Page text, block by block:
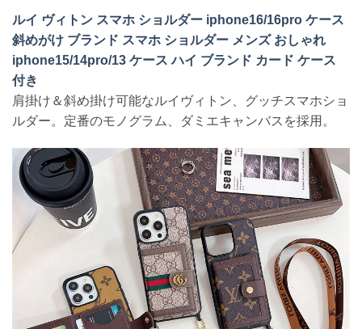
ルイ ヴィトン スマホ ショルダー iphone16/16pro ケース
斜めがけ ブランド スマホ ショルダー メンズ おしゃれ
iphone15/14pro/13 ケース ハイ ブランド カード ケース
付き
肩掛け＆斜め掛け可能なルイヴィトン、グッチスマホショ
ルダー。定番のモノグラム、ダミエキャンバスを採用。